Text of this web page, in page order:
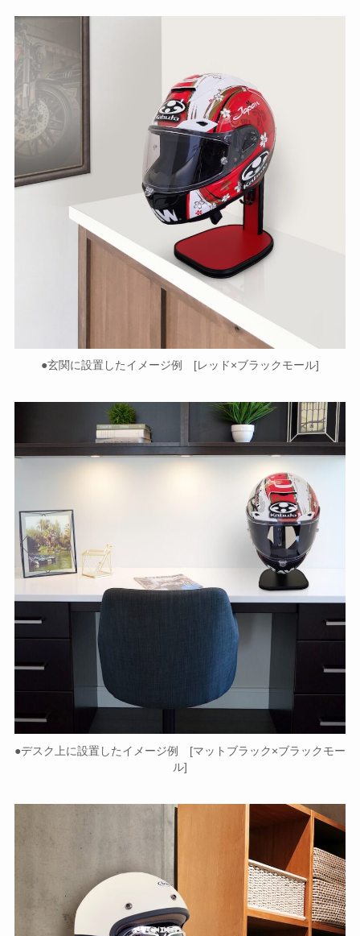
●玄関に設置したイメージ例 [レッド×ブラックモール]
●デスク上に設置したイメージ例 [マットブラック×ブラックモー
ル]